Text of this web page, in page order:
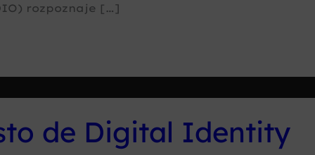
rozpoznaje […]
de Digital Identity